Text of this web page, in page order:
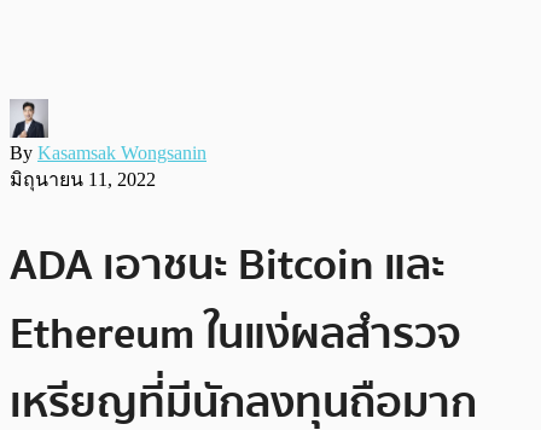
By Kasamsak Wongsanin
มิถุนายน 11, 2022
ADA เอาชนะ Bitcoin และ
Ethereum ในแง่ผลสำรวจ
เหรียญที่มีนักลงทุนถือมาก